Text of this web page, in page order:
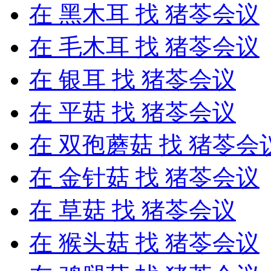
在 黑木耳 找 猪苓会议
在 毛木耳 找 猪苓会议
在 银耳 找 猪苓会议
在 平菇 找 猪苓会议
在 双孢蘑菇 找 猪苓会
在 金针菇 找 猪苓会议
在 草菇 找 猪苓会议
在 猴头菇 找 猪苓会议